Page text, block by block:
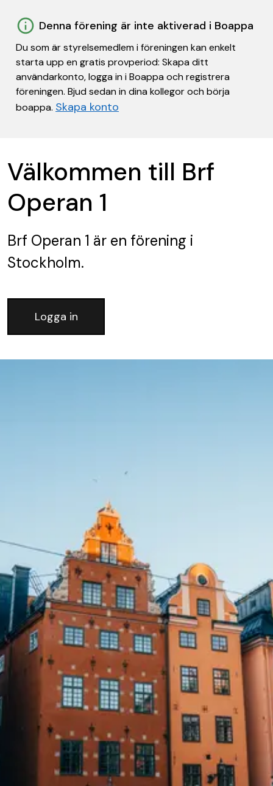
Denna förening är inte aktiverad i Boappa
Du som är styrelsemedlem i föreningen kan enkelt
starta upp en gratis provperiod: Skapa ditt
användarkonto, logga in i Boappa och registrera
föreningen. Bjud sedan in dina kollegor och börja
boappa. Skapa konto
Välkommen till Brf
Operan 1
Brf Operan 1 är en förening i
Stockholm.
Logga in